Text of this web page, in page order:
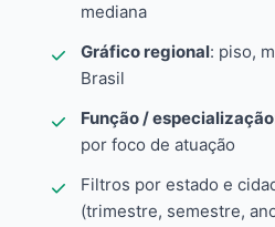
mediana
Gráfico regional: piso,
Brasil
Função / especialização
por foco de atuação
Filtros por estado e
(trimestre, semestre,